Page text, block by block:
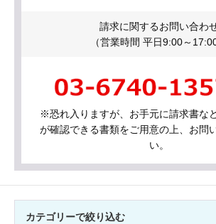
請求に関するお問い合わ
（営業時間 平日9:00～17:00
※恐れ入りますが、お手元に請求書な
が確認できる書類をご用意の上、お問
い。
カテゴリーで絞り込む